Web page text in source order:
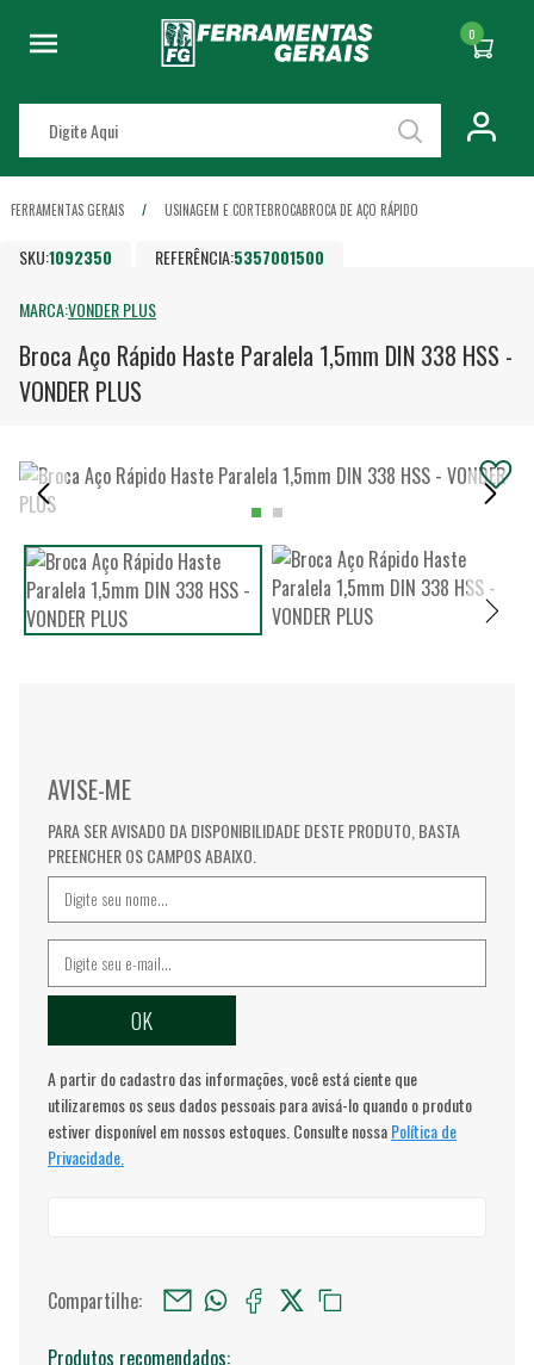
0
FERRAMENTAS GERAIS USINAGEM E CORTEBROCABROCA DE AÇO RÁPIDO
SKU:1092350 REFERÊNCIA:5357001500
MARCA:VONDER PLUS
Broca Aço Rápido Haste Paralela 1,5mm DIN 338 HSS -
VONDER PLUS
AVISE-ME
PARA SER AVISADO DA DISPONIBILIDADE DESTE PRODUTO, BASTA
PREENCHER OS CAMPOS ABAIXO.
A partir do cadastro das informações, você está ciente que
utilizaremos os seus dados pessoais para avisá-lo quando o produto
estiver disponível em nossos estoques. Consulte nossaPolítica de
Privacidade.
Compartilhe:
Produtos recomendados: